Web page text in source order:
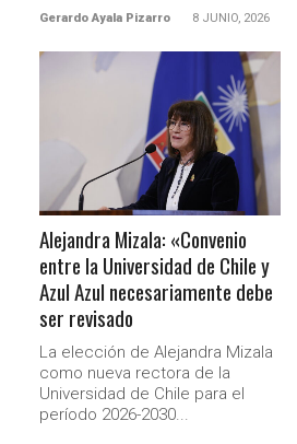
Gerardo Ayala Pizarro 8 JUNIO, 2026
LEER MÁS
Alejandra Mizala: «Convenio
entre la Universidad de Chile y
Azul Azul necesariamente debe
ser revisado
La elección de Alejandra Mizala
como nueva rectora de la
Universidad de Chile para el
período 2026-2030...